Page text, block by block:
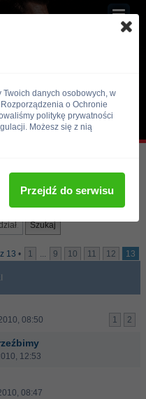
z 13 • 1 ... 9 10 11 12 13
1 2
08:50
12:53
08:47
danych osobowych, w
o Ochronie
politykę prywatności
Możesz się z nią
Przejdź do serwisu